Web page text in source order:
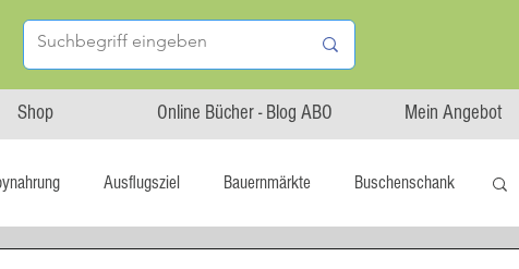
Shop Online Bücher - Blog ABO Mein Angebot
Ausflugsziel Bauernmärkte Buschenschank